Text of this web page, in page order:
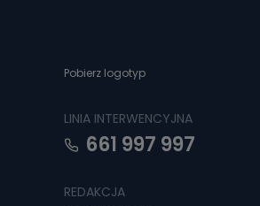
Pobierz logotyp
LINIA INTERWENCYJNA
661 997 997
REDAKCJA